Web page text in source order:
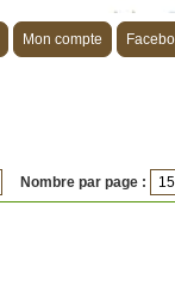
Mon compte
Nombre par page :